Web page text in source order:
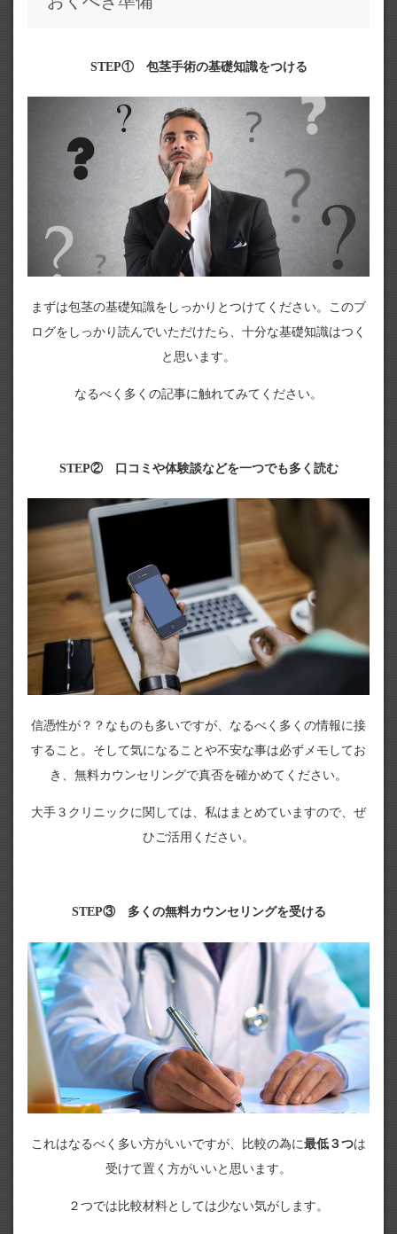
STEP① 包茎手術の基礎知識をつける
まずは包茎の基礎知識をしっかりとつけてください。このブ
ログをしっかり読んでいただけたら、十分な基礎知識はつく
と思います。
なるべく多くの記事に触れてみてください。
STEP② 口コミや体験談などを一つでも多く読む
信憑性が？？なものも多いですが、なるべく多くの情報に接
すること。そして気になることや不安な事は必ずメモしてお
き、無料カウンセリングで真否を確かめてください。
大手３クリニックに関しては、私はまとめていますので、ぜ
ひご活用ください。
STEP③ 多くの無料カウンセリングを受ける
これはなるべく多い方がいいですが、比較の為に最低３つは
受けて置く方がいいと思います。
２つでは比較材料としては少ない気がします。